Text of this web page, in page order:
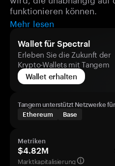
funktionieren können.
Mehr lesen
Wallet für Spectral
Erleben Sie die Zukunft der
Krypto-Wallets mit Tangem
Wallet erhalten
Tangem unterstützt Netzwerke
Ethereum
Base
Metriken
$4.82M
Marktkapitalisierung